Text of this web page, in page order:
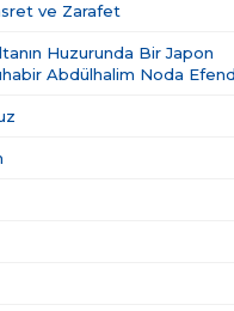
ve Zarafet
Huzurunda Bir Japon
Abdülhalim Noda